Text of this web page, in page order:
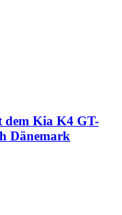
dem Kia K4 GT-
Dänemark